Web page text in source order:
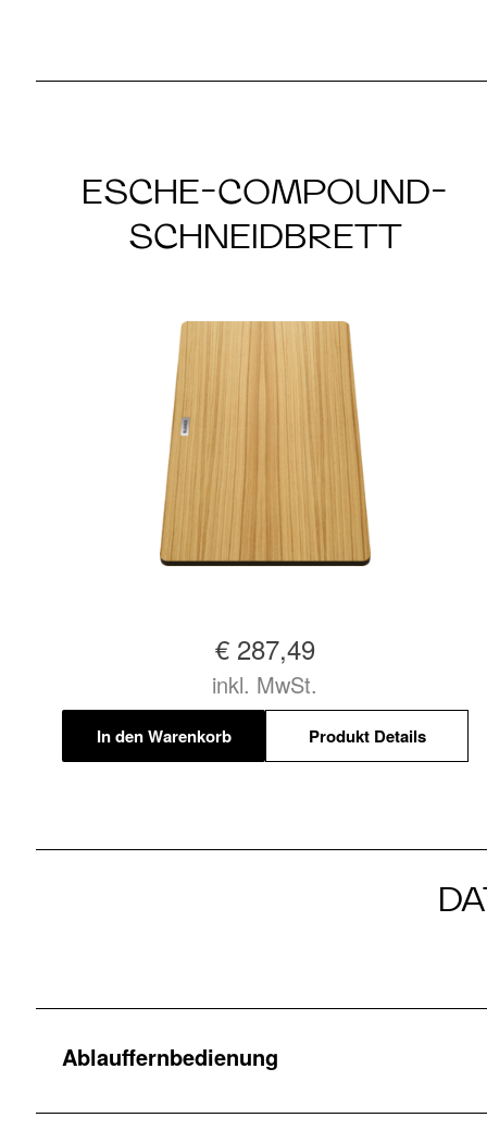
ESCHE-COMPOUND-
SCHNEIDBRETT
€ 287,49
inkl. MwSt.
In den Warenkorb Produkt Details
Ablauffernbedienung